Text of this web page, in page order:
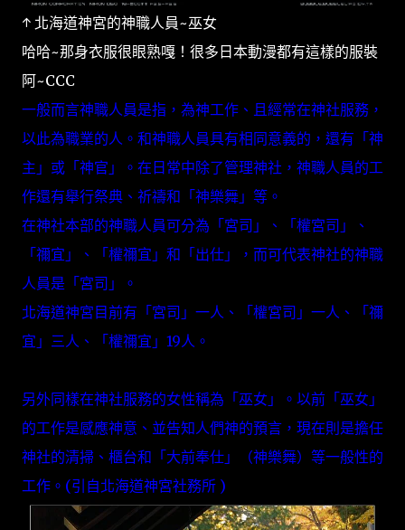
↑ 北海道神宮的神職人員~巫女
哈哈~那身衣服很眼熟嘎！很多日本動漫都有這樣的服裝
阿~CCC
一般而言神職人員是指，為神工作、且經常在神社服務，
以此為職業的人。和神職人員具有相同意義的，還有「神
主」或「神官」。在日常中除了管理神社，神職人員的工
作還有舉行祭典、祈禱和「神樂舞」等。
在神社本部的神職人員可分為「宮司」、「權宮司」、
「禰宜」、「權禰宜」和「出仕」，而可代表神社的神職
人員是「宮司」。
北海道神宮目前有「宮司」一人、「權宮司」一人、「禰
宜」三人、「權禰宜」19人。
另外同樣在神社服務的女性稱為「巫女」。以前「巫女」
的工作是感應神意、並告知人們神的預言，現在則是擔任
神社的清掃、櫃台和「大前奉仕」（神樂舞）等一般性的
工作。(引自北海道神宮社務所 )